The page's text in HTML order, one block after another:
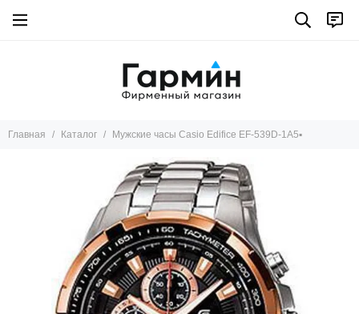
Главная Каталог Мужские часы Casio Edifice EF-539D-1A5▪